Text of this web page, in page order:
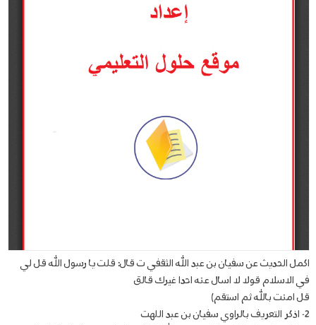
اكمل الحديث عن سفيان بن عبد الله الثقفي ت قال: قلت يا رسول الله قل لي
في الاسلام قولا لا اسال عنه احدا غيرك قالق
قل امنت بالله ثم استقم)
2- اذكر التعريف بالراوي سفيان بن عبد اللهت